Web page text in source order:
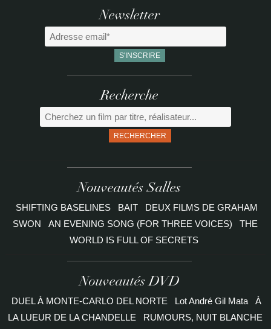
Newsletter
Recherche
RECHERCHER
Nouveautés Salles
SHIFTING BASELINES BAIT
DEUX FILMS DE GRAHAM
SWON
AN EVENING SONG (FOR THREE VOICES)
THE
WORLD IS FULL OF SECRETS
Nouveautés DVD
DUEL À MONTE-CARLO DEL NORTE Lot André Gil Mata
À
LA LUEUR DE LA CHANDELLE
RUMOURS, NUIT BLANCHE